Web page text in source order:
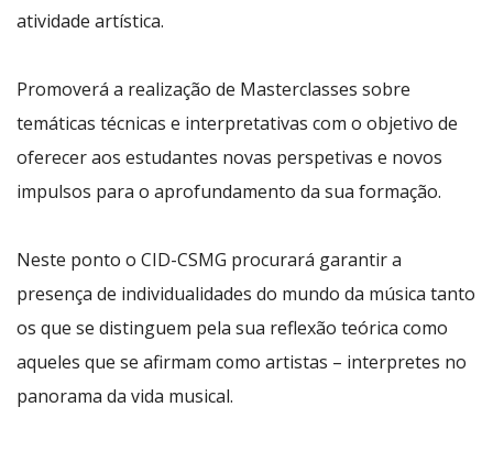
atividade artística.
Promoverá a realização de Masterclasses sobre
temáticas técnicas e interpretativas com o objetivo de
oferecer aos estudantes novas perspetivas e novos
impulsos para o aprofundamento da sua formação.
Neste ponto o CID-CSMG procurará garantir a
presença de individualidades do mundo da música tanto
os que se distinguem pela sua reflexão teórica como
aqueles que se afirmam como artistas – interpretes no
panorama da vida musical.